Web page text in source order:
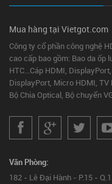
Mua hàng tại Vietgot.com
Công ty cổ phần công nghệ
cao cấp bao gồm: Bao da ốp
HTC...Cáp HDMI,
DisplayPort, Micro HDMI, TV
Bộ Chia Optical, Bộ chuyển
Văn Phòng:
182 - Lê Đại Hành - P.15 -